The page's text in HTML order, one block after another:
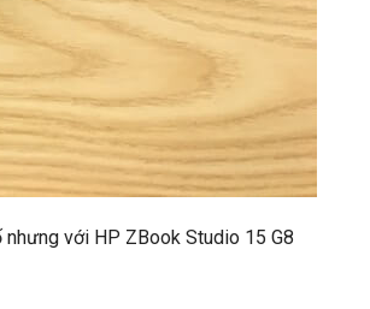
với HP ZBook Studio 15 G8